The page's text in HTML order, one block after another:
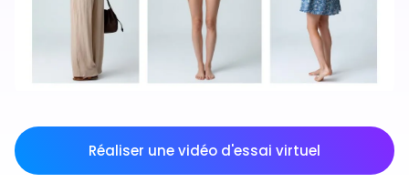
Réaliser une vidéo d'essai virtuel